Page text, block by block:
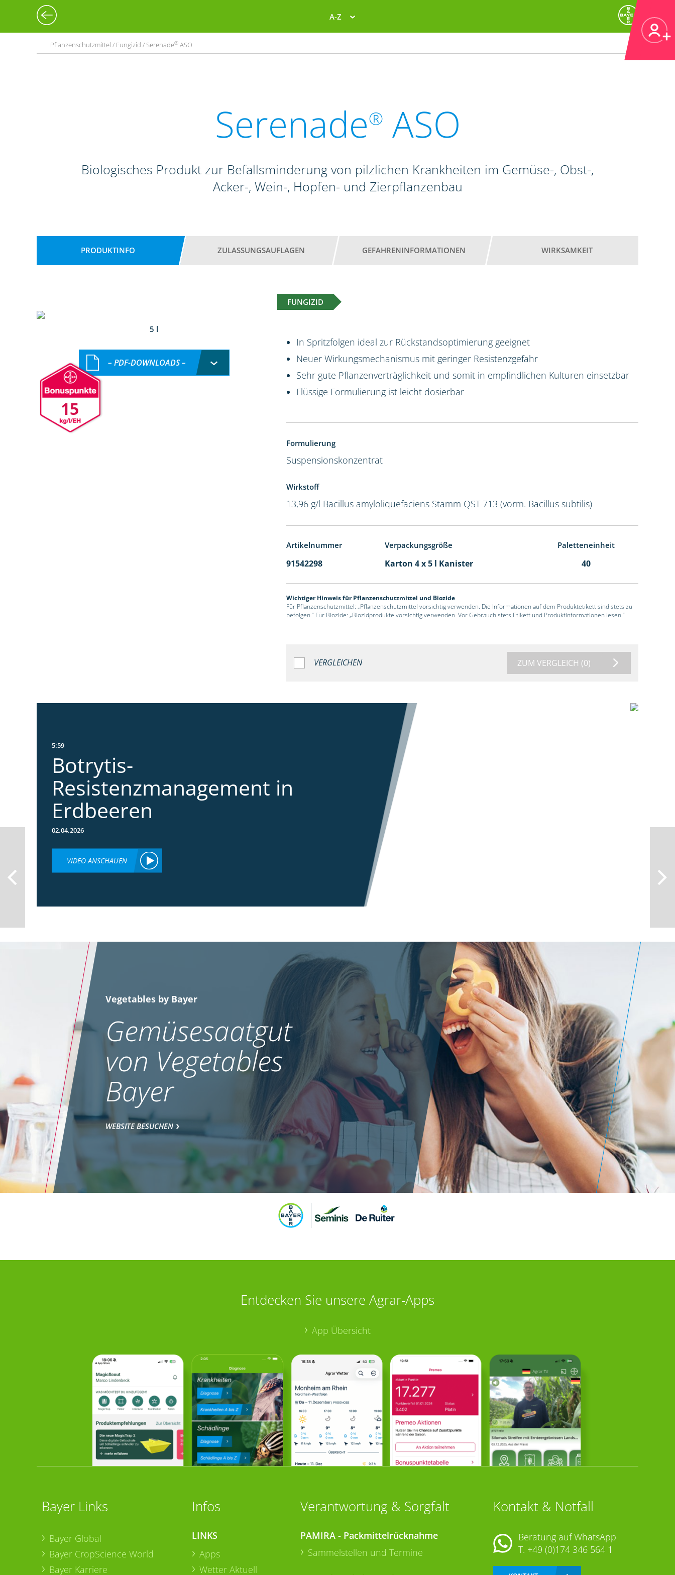
A-Z
Pflanzenschutzmittel / Fungizid / Serenade® ASO
Serenade® ASO
Biologisches Produkt zur Befallsminderung von pilzlichen Krankheiten im Gemüse-, Obst-,
Acker-, Wein-, Hopfen- und Zierpflanzenbau
PRODUKTINFO ZULASSUNGSAUFLAGEN GEFAHRENINFORMATIONEN WIRKSAMKEIT
FUNGIZID
5 l
15
– PDF-DOWNLOADS –
In Spritzfolgen ideal zur Rückstandsoptimierung geeignet
Neuer Wirkungsmechanismus mit geringer Resistenzgefahr
Sehr gute Pflanzenverträglichkeit und somit in empfindlichen Kulturen einsetzbar
Flüssige Formulierung ist leicht dosierbar
Formulierung
Suspensionskonzentrat
Wirkstoff
13,96 g/l Bacillus amyloliquefaciens Stamm QST 713 (vorm. Bacillus subtilis)
Artikelnummer Verpackungsgröße Paletteneinheit
91542298 Karton 4 x 5 l Kanister 40
Wichtiger Hinweis für Pflanzenschutzmittel und Biozide
Für Pflanzenschutzmittel: „Pflanzenschutzmittel vorsichtig verwenden. Die Informationen auf dem Produktetikett sind stets zu
befolgen.“ Für Biozide: „Biozidprodukte vorsichtig verwenden. Vor Gebrauch stets Etikett und Produktinformationen lesen.“
VERGLEICHEN ZUM VERGLEICH (0)
5:59
Botrytis-
Resistenzmanagement in
Erdbeeren
02.04.2026
VIDEO ANSCHAUEN
Vegetables by Bayer
Gemüsesaatgut
von Vegetables
Bayer
WEBSITE BESUCHEN
Entdecken Sie unsere Agrar-Apps
App Übersicht
Bayer Links
Bayer Global
Bayer CropScience World
Bayer Karriere
Infos
LINKS
Apps
Wetter Aktuell
Verantwortung & Sorgfalt
PAMIRA - Packmittelrücknahme
Sammelstellen und Termine
Kontakt & Notfall
Beratung auf WhatsApp
T. +49 (0)174 346 564 1